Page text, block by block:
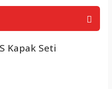
Kapak Seti